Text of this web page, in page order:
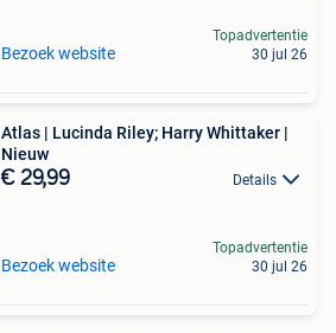
Bezoek website
Topadvertentie
30 jul 26
Atlas | Lucinda Riley; Harry Whittaker |
Nieuw
€ 29,99 Details
Bezoek website
Topadvertentie
30 jul 26